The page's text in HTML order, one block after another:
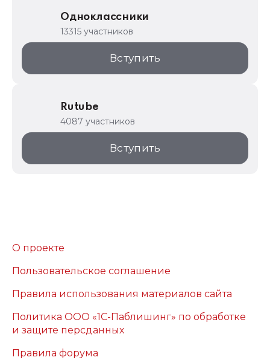
Одноклассники
13315 участников
Вступить
Rutube
4087 участников
Вступить
О проекте
Пользовательское соглашение
Правила использования материалов сайта
Политика ООО «1С-Паблишинг» по обработке
и защите персданных
Правила форума